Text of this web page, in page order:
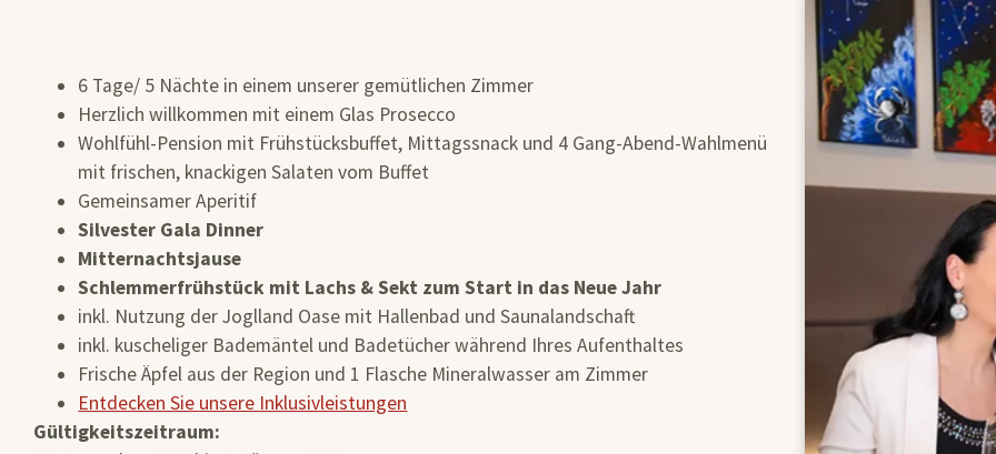
6 Tage/ 5 Nächte in einem unserer gemütlichen Zimmer
Herzlich willkommen mit einem Glas Prosecco
Wohlfühl-Pension mit Frühstücksbuffet, Mittagssnack und 4 Gang-Abend-Wahlmenü
mit frischen, knackigen Salaten vom Buffet
Gemeinsamer Aperitif
Silvester Gala Dinner
Mitternachtsjause
Schlemmerfrühstück mit Lachs & Sekt zum Start in das Neue Jahr
inkl. Nutzung der Joglland Oase mit Hallenbad und Saunalandschaft
inkl. kuscheliger Bademäntel und Badetücher während Ihres Aufenthaltes
Frische Äpfel aus der Region und 1 Flasche Mineralwasser am Zimmer
Entdecken Sie unsere Inklusivleistungen
Gültigkeitszeitraum: